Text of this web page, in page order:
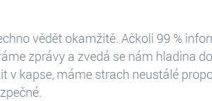
vědět okamžitě. Ačkoli 99 %
zprávy a zvedá se nám hladina
v kapse, máme strach neustálé